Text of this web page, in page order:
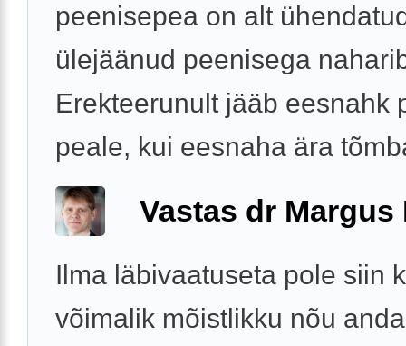
peenisepea on alt
ülejäänud peenisega
Erekteerunult jääb eesnahk
peale, kui eesnaha ära
Vastas dr Margus
Ilma läbivaatuseta pole siin
võimalik mõistlikku nõu